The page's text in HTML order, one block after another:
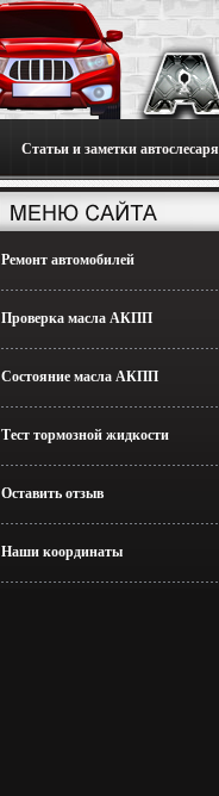
Статьи и заметки автослесаря
Ремонт автомобилей
Проверка масла АКПП
Состояние масла АКПП
Тест тормозной жидкости
Оставить отзыв
Наши координаты